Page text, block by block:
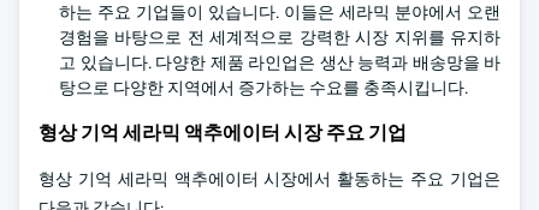
하는 주요 기업들이 있습니다. 이들은 세라믹 분야에서 오랜
경험을 바탕으로 전 세계적으로 강력한 시장 지위를 유지하
고 있습니다. 다양한 제품 라인업은 생산 능력과 배송망을 바
탕으로 다양한 지역에서 증가하는 수요를 충족시킵니다.
형상 기억 세라믹 액추에이터 시장 주요 기업
형상 기억 세라믹 액추에이터 시장에서 활동하는 주요 기업은